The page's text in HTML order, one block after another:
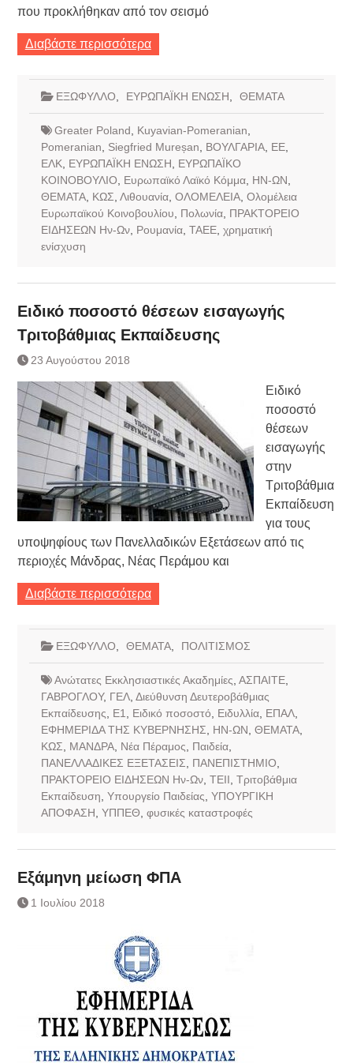
που προκλήθηκαν από τον σεισμό
Διαβάστε περισσότερα
ΕΞΩΦΥΛΛΟ ΕΥΡΩΠΑΪΚΗ ΕΝΩΣΗ ΘΕΜΑΤΑ
Greater Poland Kuyavian-Pomeranian
Pomeranian
Siegfried Mureșan ΒΟΥΛΓΑΡΙΑ, ΕΕ,
ΕΛΚ, ΕΥΡΩΠΑΪΚΗ ΕΝΩΣΗ
ΕΥΡΩΠΑΪΚΟ
ΚΟΙΝΟΒΟΥΛΙΟ
Ευρωπαϊκό Λαϊκό Κόμμα, ΗΝ-ΩΝ
ΘΕΜΑΤΑ, ΚΩΣ Λιθουανία, ΟΛΟΜΕΛΕΙΑ, Ολομέλεια
Ευρωπαϊκού Κοινοβουλίου
Πολωνία, ΠΡΑΚΤΟΡΕΙΟ
ΕΙΔΗΣΕΩΝ Ην-Ων, Ρουμανία, ΤΑΕΕ, χρηματική
ενίσχυση
Ειδικό ποσοστό θέσεων εισαγωγής
Τριτοβάθμιας Εκπαίδευσης
23 Αυγούστου 2018
Ειδικό
ποσοστό
θέσεων
εισαγωγής
στην
Τριτοβάθμια
Εκπαίδευση
για τους
υποψηφίους των Πανελλαδικών Εξετάσεων από τις
περιοχές Μάνδρας, Νέας Περάμου και
Διαβάστε περισσότερα
ΕΞΩΦΥΛΛΟ ΘΕΜΑΤΑ, ΠΟΛΙΤΙΣΜΟΣ
Ανώτατες Εκκλησιαστικές Ακαδημίες ΑΣΠΑΙΤΕ,
ΓΑΒΡΟΓΛΟΥ, ΓΕΛ, Διεύθυνση Δευτεροβάθμιας
Εκπαίδευσης
Ε1 Ειδικό ποσοστό Ειδυλλία, ΕΠΑΛ,
ΕΦΗΜΕΡΙΔΑ ΤΗΣ ΚΥΒΕΡΝΗΣΗΣ
ΗΝ-ΩΝ ΘΕΜΑΤΑ,
ΚΩΣ
ΜΑΝΔΡΑ, Νέα Πέραμος Παιδεία,
ΠΑΝΕΛΛΑΔΙΚΕΣ ΕΞΕΤΑΣΕΙΣ
ΠΑΝΕΠΙΣΤΗΜΙΟ
ΠΡΑΚΤΟΡΕΙΟ ΕΙΔΗΣΕΩΝ Ην-Ων, ΤΕΙΙ Τριτοβάθμια
Εκπαίδευση Υπουργείο Παιδείας ΥΠΟΥΡΓΙΚΗ
ΑΠΟΦΑΣΗ ΥΠΠΕΘ φυσικές καταστροφές
Εξάμηνη μείωση ΦΠΑ
1 Ιουλίου 2018